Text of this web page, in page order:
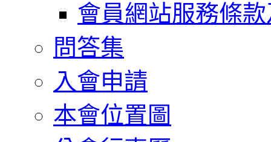
會員網站服務條
問答集
入會申請
本會位置圖